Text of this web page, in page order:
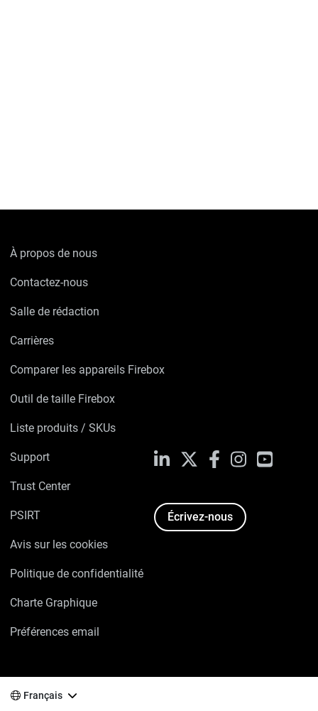
À propos de nous
Contactez-nous
Salle de rédaction
Carrières
Comparer les appareils Firebox
Outil de taille Firebox
Liste produits / SKUs
Support
Trust Center
PSIRT
Avis sur les cookies
Politique de confidentialité
Charte Graphique
Préférences email
LinkedIn FacebookInstagramYouTube
Écrivez-nous
Français